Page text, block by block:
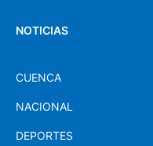
NOTICIAS
CUENCA
NACIONAL
DEPORTES